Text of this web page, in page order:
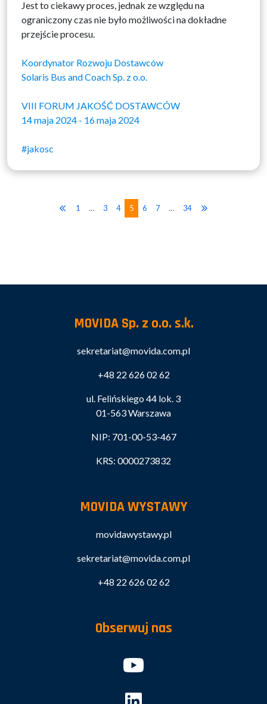
Jest to ciekawy proces, jednak ze względu na
ograniczony czas nie było możliwości na dokładne
przejście procesu.
Koordynator Rozwoju Dostawców
Solaris Bus and Coach Sp. z o.o.
VIII FORUM JAKOŚĆ DOSTAWCÓW
14 maja 2024 - 16 maja 2024
#jakosc
1 … 3 4 5 6 7 … 34
MOVIDA Sp. z o.o. s.k.
sekretariat@movida.com.pl
+48 22 626 02 62
ul. Felińskiego 44 lok. 3
01-563 Warszawa
NIP: 701-00-53-467
KRS: 0000273832
MOVIDA WYSTAWY
movidawystawy.pl
sekretariat@movida.com.pl
+48 22 626 02 62
Obserwuj nas